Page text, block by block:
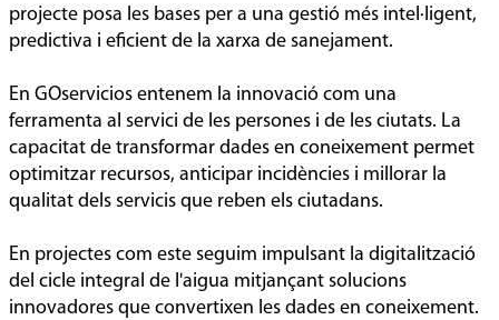
projecte posa les bases per a una gestió més intel·ligent,
predictiva i eficient de la xarxa de sanejament.
En GOservicios entenem la innovació com una
ferramenta al servici de les persones i de les ciutats. La
capacitat de transformar dades en coneixement permet
optimitzar recursos, anticipar incidències i millorar la
qualitat dels servicis que reben els ciutadans.
En projectes com este seguim impulsant la digitalització
del cicle integral de l'aigua mitjançant solucions
innovadores que convertixen les dades en coneixement.